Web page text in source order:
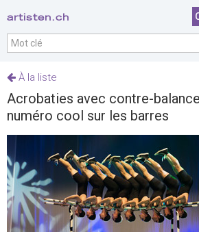
artisten.ch
À la liste
Acrobaties avec contre-
numéro cool sur les barres